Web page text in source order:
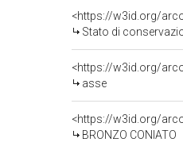
<https://w3id.org/
Stato di
<https://w3id.org/
asse
<https://w3id.org/
BRONZO CONIATO